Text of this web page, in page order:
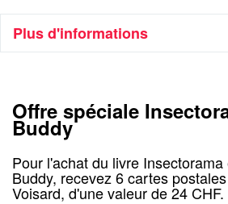
Plus d'informations
Offre spéciale
Buddy
Pour l'achat du livre
Buddy, recevez 6 cartes
Voisard, d'une valeur de 24 CHF.